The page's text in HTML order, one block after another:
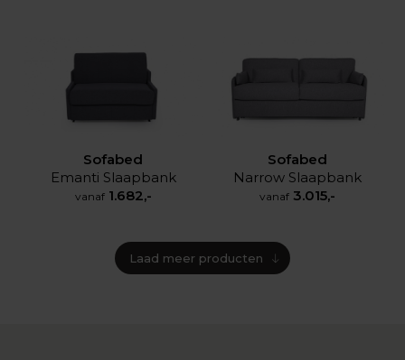
Sofabed
Emanti Slaapbank
vanaf 1.682,-
Sofabed
Narrow Slaapbank
vanaf 3.015,-
Laad meer producten